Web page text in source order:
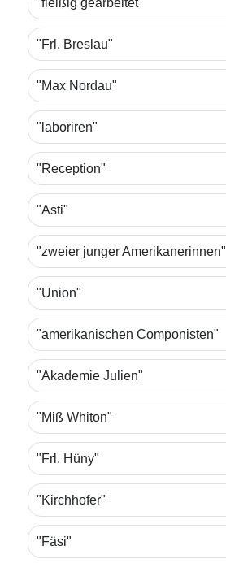
"Frl. Breslau"
"Max Nordau"
"laboriren"
"Reception"
"Asti"
"zweier junger Amerikanerinnen"
"Union"
"amerikanischen Componisten"
"Akademie Julien"
"Miß Whiton"
"Frl. Hüny"
"Kirchhofer"
"Fäsi"